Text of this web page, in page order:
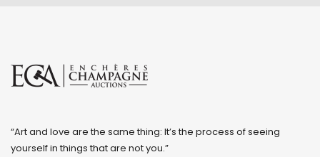
“Art and love are the same thing: It’s the process of seeing
yourself in things that are not you.”